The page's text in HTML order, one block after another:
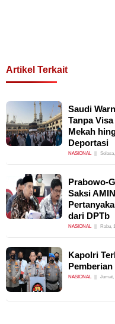
Artikel Terkait
Saudi
Tanpa
Mekah
Deportasi
NASIONAL
Prabowo-
Saksi
dari DPTb
NASIONAL Rabu,
Kapolri
NASIONAL Jumat,